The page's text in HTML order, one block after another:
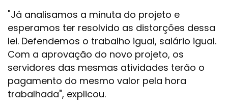
"Já analisamos a minuta do projeto e
esperamos ter resolvido as distorções dessa
lei. Defendemos o trabalho igual, salário igual.
Com a aprovação do novo projeto, os
servidores das mesmas atividades terão o
pagamento do mesmo valor pela hora
trabalhada", explicou.